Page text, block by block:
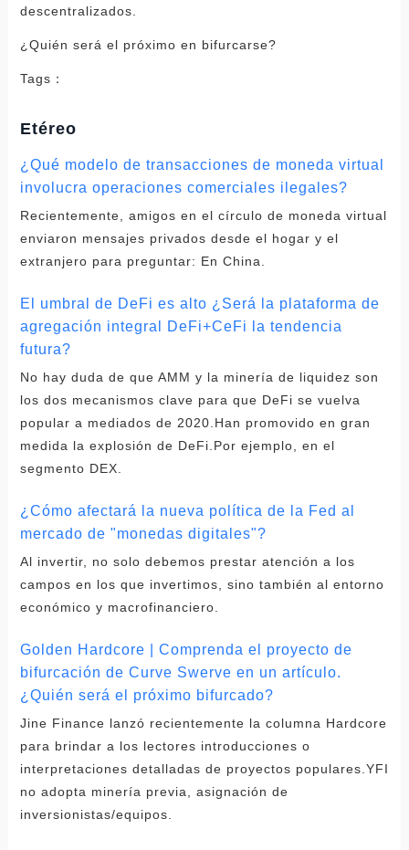
descentralizados.
¿Quién será el próximo en bifurcarse?
Tags：
Etéreo
¿Qué modelo de transacciones de moneda virtual
involucra operaciones comerciales ilegales?
Recientemente, amigos en el círculo de moneda virtual
enviaron mensajes privados desde el hogar y el
extranjero para preguntar: En China.
El umbral de DeFi es alto ¿Será la plataforma de
agregación integral DeFi+CeFi la tendencia
futura?
No hay duda de que AMM y la minería de liquidez son
los dos mecanismos clave para que DeFi se vuelva
popular a mediados de 2020.Han promovido en gran
medida la explosión de DeFi.Por ejemplo, en el
segmento DEX.
¿Cómo afectará la nueva política de la Fed al
mercado de "monedas digitales"?
Al invertir, no solo debemos prestar atención a los
campos en los que invertimos, sino también al entorno
económico y macrofinanciero.
Golden Hardcore | Comprenda el proyecto de
bifurcación de Curve Swerve en un artículo.
¿Quién será el próximo bifurcado?
Jine Finance lanzó recientemente la columna Hardcore
para brindar a los lectores introducciones o
interpretaciones detalladas de proyectos populares.YFI
no adopta minería previa, asignación de
inversionistas/equipos.